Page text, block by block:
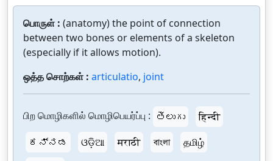
பொருள் : (anatomy) the point of connection
between two bones or elements of a skeleton
(especially if it allows motion).
ஒத்த சொற்கள் : articulatio, joint
பிற மொழிகளில் மொழிபெயர்ப்பு : తెలుగు
हिन्दी
ಕನ್ನಡ
ଓଡ଼ିଆ मराठी বাংলা தமிழ்